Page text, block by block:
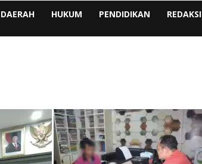
DAERAH HUKUM PENDIDIKAN REDAKSI